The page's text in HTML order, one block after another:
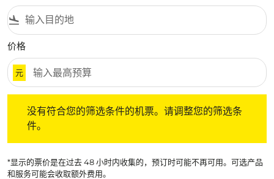
flight_land
价格
元
没有符合您的筛选条件的机票。请调整您的筛选条
件。
*显示的票价是在过去 48 小时内收集的，预订时可能不再可用。可选产品
和服务可能会收取额外费用。